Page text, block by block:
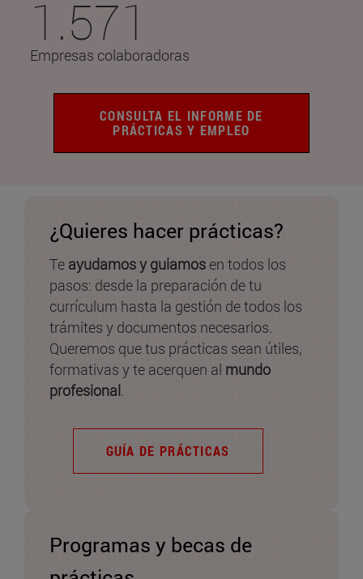
1.571
Empresas colaboradoras
CONSULTA EL INFORME DE
PRÁCTICAS Y EMPLEO
¿Quieres hacer prácticas?
Te ayudamos y guiamosen todos los
pasos: desde la preparación de tu
currículum hasta la gestión de todos los
trámites y documentos necesarios.
Queremos que tus prácticas sean útiles,
formativas y te acerquen al mundo
profesional.
GUÍA DE PRÁCTICAS
Programas y becas de